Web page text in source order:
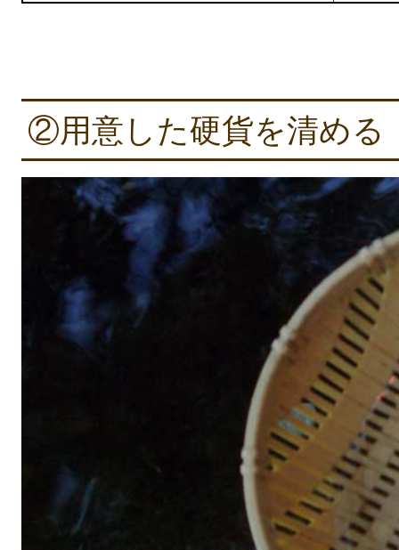
②用意した硬貨を清める